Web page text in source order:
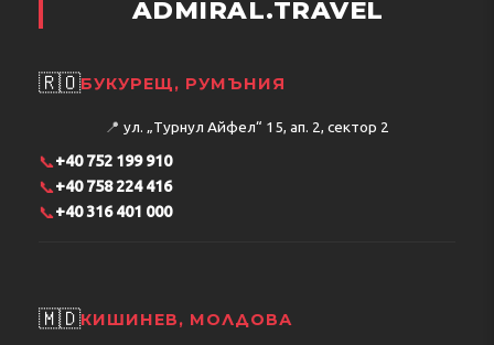
ADMIRAL.TRAVEL
🇷🇴БУКУРЕЩ, РУМЪНИЯ
📍 ул. „Турнул Айфел“ 15, ап. 2, сектор 2
📞+40 752 199 910
📞+40 758 224 416
📞+40 316 401 000
🇲🇩КИШИНЕВ, МОЛДОВА